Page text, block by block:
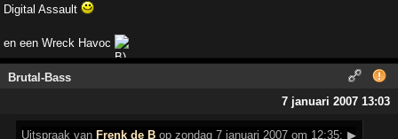
Digital Assault
en een Wreck Havoc
Brutal-Bass
7 januari 2007 13:03
Uitspraak van Frenk de B op zondag 7 januari 2007 om 12:35: ▶